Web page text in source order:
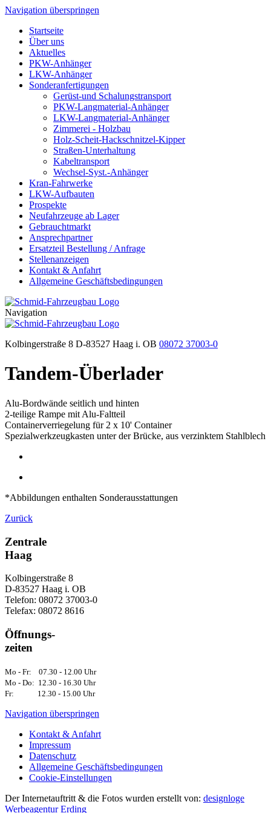
Navigation überspringen
Startseite
Über uns
Aktuelles
PKW-Anhänger
LKW-Anhänger
Sonderanfertigungen
Gerüst-und Schalungstransport
PKW-Langmaterial-Anhänger
LKW-Langmaterial-Anhänger
Zimmerei - Holzbau
Holz-Scheit-Hackschnitzel-Kipper
Straßen-Unterhaltung
Kabeltransport
Wechsel-Syst.-Anhänger
Kran-Fahrwerke
LKW-Aufbauten
Prospekte
Neufahrzeuge ab Lager
Gebrauchtmarkt
Ansprechpartner
Ersatzteil Bestellung / Anfrage
Stellenanzeigen
Kontakt & Anfahrt
Allgemeine Geschäftsbedingungen
Navigation
Kolbingerstraße 8 D-83527 Haag i. OB 08072 37003-0
Tandem-Überlader
Alu-Bordwände seitlich und hinten
2-teilige Rampe mit Alu-Faltteil
Containerverriegelung für 2 x 10' Container
Spezialwerkzeugkasten unter der Brücke, aus verzinktem Stahlblech
*Abbildungen enthalten Sonderausstattungen
Zurück
Zentrale
Haag
Kolbingerstraße 8
D-83527 Haag i. OB
Telefon: 08072 37003-0
Telefax: 08072 8616
Öffnungs-
zeiten
Mo - Fr: 07.30 - 12.00 Uhr
Mo - Do: 12.30 - 16.30 Uhr
Fr: 12.30 - 15.00 Uhr
Navigation überspringen
Kontakt & Anfahrt
Impressum
Datenschutz
Allgemeine Geschäftsbedingungen
Cookie-Einstellungen
Der Internetauftritt & die Fotos wurden erstellt von: designloge
Werbeagentur Erding